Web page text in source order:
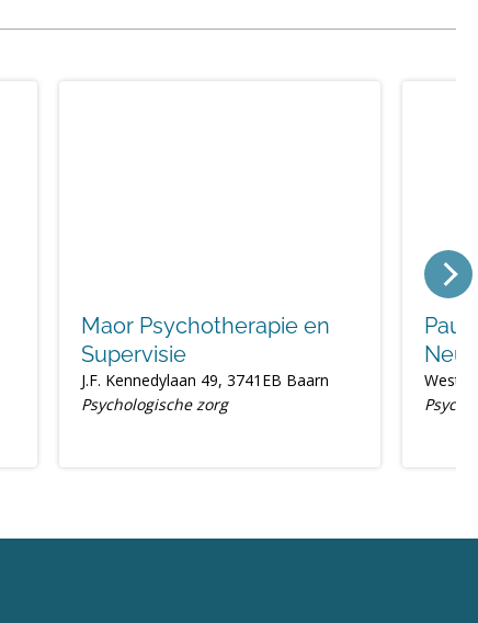
Maor Psychotherapie en
Supervisie
J.F. Kennedylaan 49, 3741EB Baarn
Psychologische zorg